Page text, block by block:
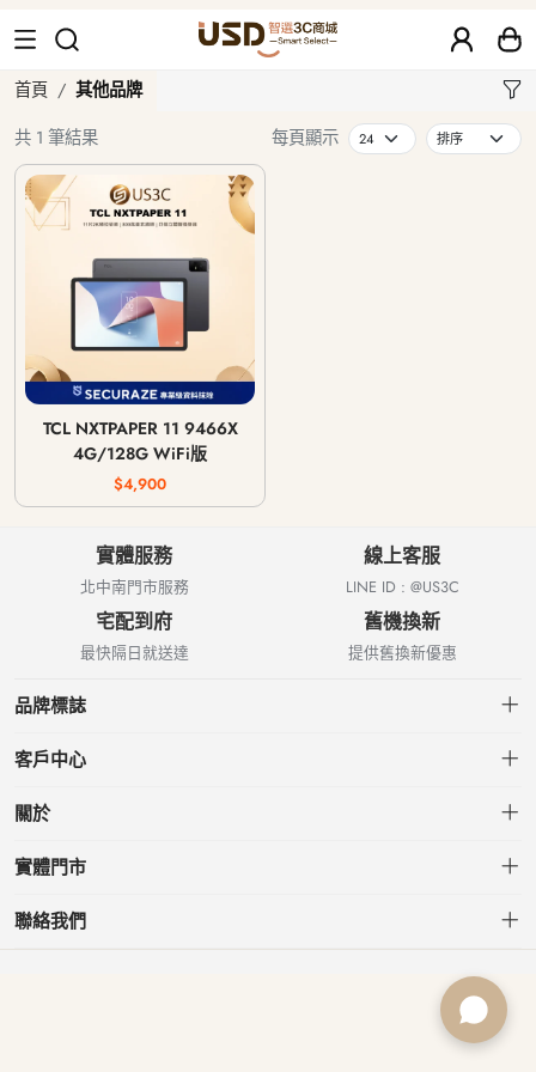
其他品牌
首頁
其他品牌
共 1 筆結果
每頁顯示
TCL NXTPAPER 11 9466X
4G/128G WiFi版
$4,900
實體服務
北中南門市服務
線上客服
LINE ID : @US3C
宅配到府
最快隔日就送達
舊機換新
提供舊換新優惠
品牌標誌
客戶中心
會員中心
關於
關於US3C
實體門市
台北小南門店
台北南港店
聯絡我們